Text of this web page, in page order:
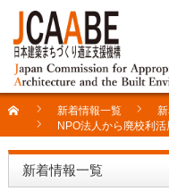
新着情報一覧
NPO法人から廃校利
新着情報一覧